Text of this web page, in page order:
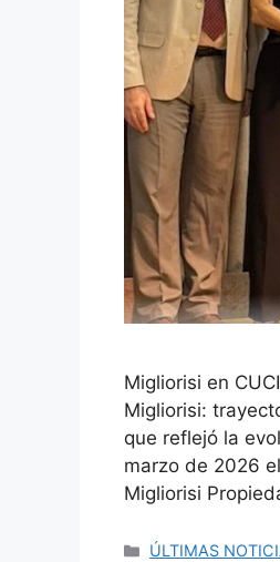
Migliorisi en
Migliorisi:
que reflejó la
marzo de 2026
Migliorisi
Categorías
ÚLTIMAS